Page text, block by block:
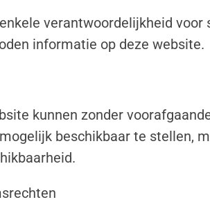
verantwoordelijkheid
informatie op deze website.
kunnen zonder
beschikbaar te stellen,